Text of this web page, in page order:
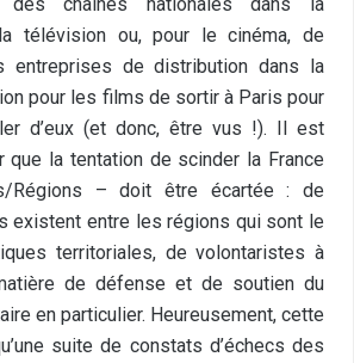
télévision ou, pour le cinéma, de
entreprises de distribution dans la
pour les films de sortir à Paris pour
d’eux (et donc, être vus !). Il est
que la tentation de scinder la France
Régions – doit être écartée : de
existent entre les régions qui sont le
territoriales, de volontaristes à
de défense et de soutien du
en particulier. Heureusement, cette
suite de constats d’échecs des